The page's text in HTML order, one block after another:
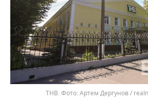
ТНВ. Артем Дергунов /